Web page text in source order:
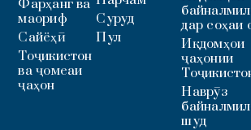
Фарҳанг ва
маориф
Сайёҳӣ
Тоҷикистон
ва ҷомеаи
ҷаҳон
Суруд
Пул
дар соҳаи
Иқдомҳои
ҷаҳонии
Наврӯз
шуд